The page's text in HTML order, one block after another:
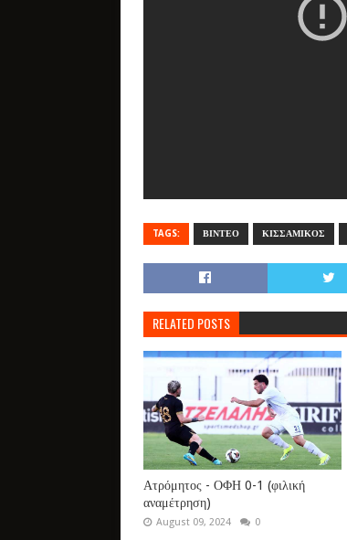
TAGS: ΒΙΝΤΕΟ ΚΙΣΣΑΜΙΚΟΣ
RELATED POSTS
Ατρόμητος - ΟΦΗ 0-1 (φιλική
αναμέτρηση)
August 09, 2024 0